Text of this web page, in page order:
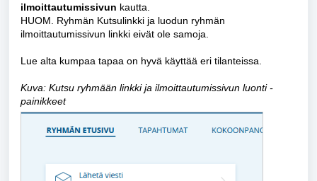
ilmoittautumissivun kautta.
HUOM. Ryhmän Kutsulinkki ja luodun ryhmän
ilmoittautumissivun linkki eivät ole samoja.
Lue alta kumpaa tapaa on hyvä käyttää eri tilanteissa.
Kuva: Kutsu ryhmään linkki ja ilmoittautumissivun luonti -
painikkeet